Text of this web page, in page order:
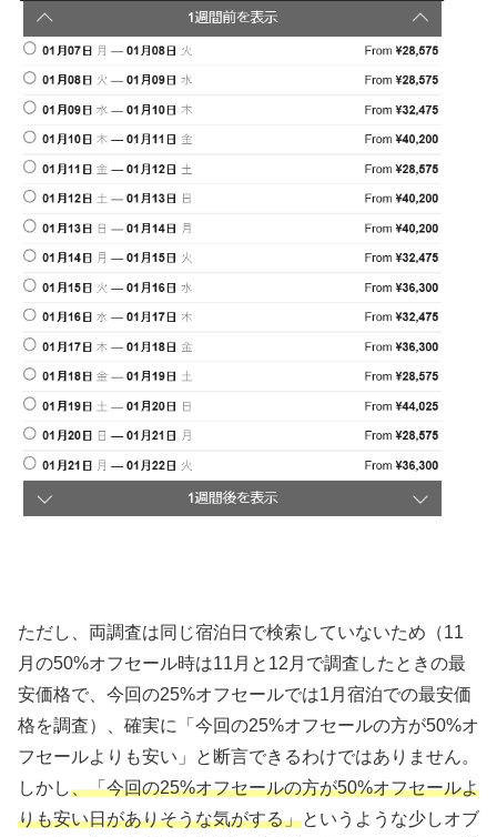
ただし、両調査は同じ宿泊日で検索していないため（11
月の50%オフセール時は11月と12月で調査したときの最
安価格で、今回の25%オフセールでは1月宿泊での最安価
格を調査）、確実に「今回の25%オフセールの方が50%オ
フセールよりも安い」と断言できるわけではありません。
しかし、「今回の25%オフセールの方が50%オフセールよ
りも安い日がありそうな気がする」というような少しオブ